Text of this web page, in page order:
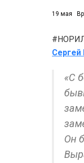
19 мая
Сергей
«С
Он